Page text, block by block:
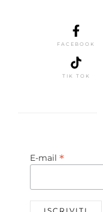
FACEBOOK
TIK TOK
E-mail *